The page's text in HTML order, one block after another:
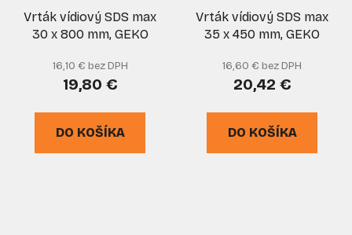
Vrták vídiový SDS max
30 x 800 mm, GEKO
16,10 € bez DPH
19,80 €
DO KOŠÍKA
Vrták vídiový SDS max
35 x 450 mm, GEKO
16,60 € bez DPH
20,42 €
DO KOŠÍKA